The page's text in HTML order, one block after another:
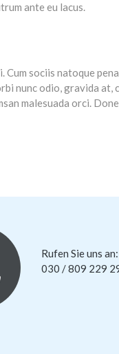
ante eu lacus.
Cum sociis natoque
nunc odio, gravida at,
malesuada orci.
Rufen Sie uns an:
030 / 809 229